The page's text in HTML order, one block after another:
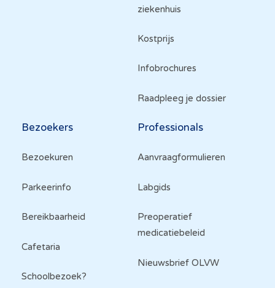
ziekenhuis
Kostprijs
Infobrochures
Raadpleeg je dossier
Bezoekers
Bezoekuren
Parkeerinfo
Bereikbaarheid
Cafetaria
Schoolbezoek?
Professionals
Aanvraagformulieren
Labgids
Preoperatief
medicatiebeleid
Nieuwsbrief OLVW